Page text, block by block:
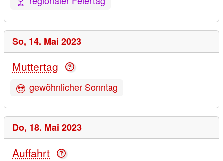
So, 14. Mai 2023
Muttertag
gewöhnlicher Sonntag
Do, 18. Mai 2023
Auffahrt